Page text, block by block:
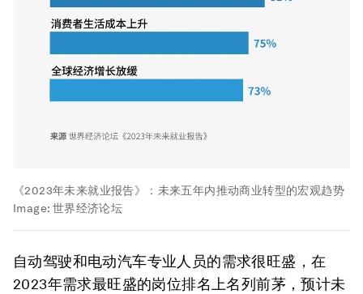
《2023年未来就业报告》：未来五年内推动商业转型的宏观趋势
Image: 世界经济论坛
自动驾驶和电动汽车专业人员的需求很旺盛，在
2023年需求最旺盛的岗位排名上名列前茅，预计未